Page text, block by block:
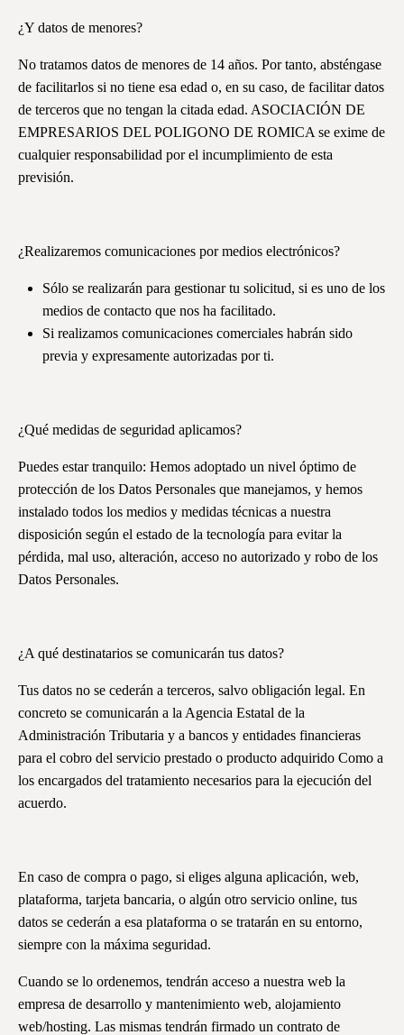
¿Y datos de menores?
No tratamos datos de menores de 14 años. Por tanto, absténgase
de facilitarlos si no tiene esa edad o, en su caso, de facilitar datos
de terceros que no tengan la citada edad. ASOCIACIÓN DE
EMPRESARIOS DEL POLIGONO DE ROMICA se exime de
cualquier responsabilidad por el incumplimiento de esta
previsión.
¿Realizaremos comunicaciones por medios electrónicos?
Sólo se realizarán para gestionar tu solicitud, si es uno de los
medios de contacto que nos ha facilitado.
Si realizamos comunicaciones comerciales habrán sido
previa y expresamente autorizadas por ti.
¿Qué medidas de seguridad aplicamos?
Puedes estar tranquilo: Hemos adoptado un nivel óptimo de
protección de los Datos Personales que manejamos, y hemos
instalado todos los medios y medidas técnicas a nuestra
disposición según el estado de la tecnología para evitar la
pérdida, mal uso, alteración, acceso no autorizado y robo de los
Datos Personales.
¿A qué destinatarios se comunicarán tus datos?
Tus datos no se cederán a terceros, salvo obligación legal. En
concreto se comunicarán a la Agencia Estatal de la
Administración Tributaria y a bancos y entidades financieras
para el cobro del servicio prestado o producto adquirido Como a
los encargados del tratamiento necesarios para la ejecución del
acuerdo.
En caso de compra o pago, si eliges alguna aplicación, web,
plataforma, tarjeta bancaria, o algún otro servicio online, tus
datos se cederán a esa plataforma o se tratarán en su entorno,
siempre con la máxima seguridad.
Cuando se lo ordenemos, tendrán acceso a nuestra web la
empresa de desarrollo y mantenimiento web, alojamiento
web/hosting. Las mismas tendrán firmado un contrato de